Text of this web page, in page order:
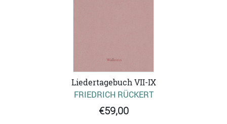
Liedertagebuch VII-IX
FRIEDRICH RÜCKERT
€59,00